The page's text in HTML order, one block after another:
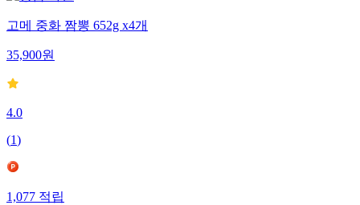
고메 중화 짬뽕 652g x4개
35,900원
4.0
(1)
1,077 적립